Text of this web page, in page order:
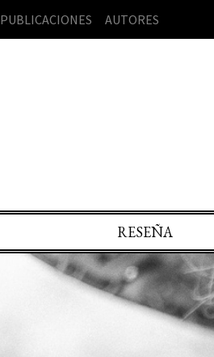
PUBLICACIONES AUTORES
RESEÑA